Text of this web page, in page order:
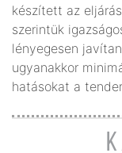
készített az
szerintük
lényegesen
ugyanakkor
hatásokat a